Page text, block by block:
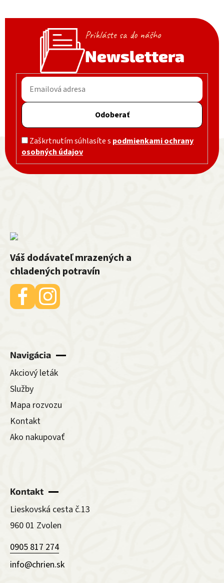
Prihláste sa do nášho
Newslettera
Odoberať
Zaškrtnutím súhlasíte s podmienkami ochrany
osobných údajov
Zápätie
Váš dodávateľ mrazených a
chladených potravín
Navigácia
Akciový leták
Služby
Mapa rozvozu
Kontakt
Ako nakupovať
Kontakt
Lieskovská cesta č.13
960 01 Zvolen
0905 817 274
info@chrien.sk